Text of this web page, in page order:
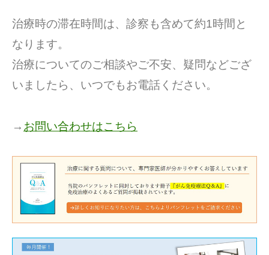
治療時の滞在時間は、診察も含めて約1時間と
なります。
治療についてのご相談やご不安、疑問などござ
いましたら、いつでもお電話ください。
→ お問い合わせはこちら